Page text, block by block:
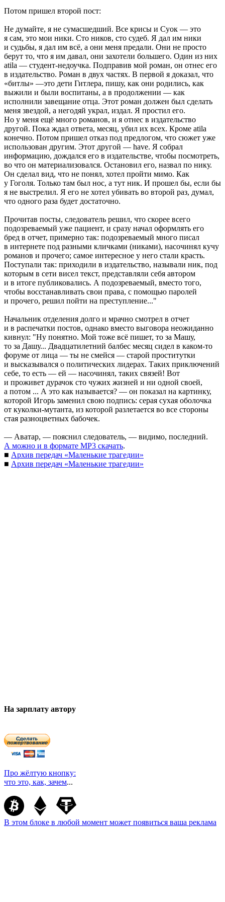
Потом пришел второй пост:
Не думайте, я не сумасшедший. Все крисы и Суок — это
я сам, это мои ники. Сто ников, сто судеб. Я дал им ники
и судьбы, я дал им всё, а они меня предали. Они не просто
берут то, что я им давал, они захотели большего. Один из них
atila — студент-недоучка. Подправив мой роман, он отнес его
в издательство. Роман в двух частях. В первой я доказал, что
«битлы» —это дети Гитлера, пишу, как они родились, как
выжили и были воспитаны, а в продолжении — как
исполнили завещание отца. Этот роман должен был сделать
меня звездой, а негодяй украл, издал. Я простил его.
Но у меня ещё много романов, и я отнес в издательство
другой. Пока ждал ответа, месяц, убил их всех. Кроме atila
конечно. Потом пришел отказ под предлогом, что сюжет уже
использован другим. Этот другой — have. Я собрал
информацию, дождался его в издательстве, чтобы посмотреть,
во что он материализовался. Остановил его, назвал по нику.
Он сделал вид, что не понял, хотел пройти мимо. Как
у Гоголя. Только там был нос, а тут ник. И прошел бы, если бы
я не выстрелил. Я его не хотел убивать во второй раз, думал,
что одного раза будет достаточно.
Прочитав посты, следователь решил, что скорее всего
подозреваемый уже пациент, и сразу начал оформлять его
бред в отчет, примерно так: подозреваемый много писал
в интернете под разными кличками (никами), насочинял кучу
романов и прочего; самое интересное у него стали красть.
Поступали так: приходили в издательство, называли ник, под
которым в сети висел текст, представляли себя автором
и в итоге публиковались. А подозреваемый, вместо того,
чтобы восстанавливать свои права, с помощью паролей
и прочего, решил пойти на преступление..."
Начальник отделения долго и мрачно смотрел в отчет
и в распечатки постов, однако вместо выговора неожиданно
кивнул: "Ну понятно. Мой тоже всё пишет, то за Машу,
то за Дашу... Двадцатилетний балбес месяц сидел в каком-то
форуме от лица — ты не смейся — старой проститутки
и высказывался о политических лидерах. Таких приключений
себе, то есть — ей — насочинял, таких связей! Вот
и проживет дурачок сто чужих жизней и ни одной своей,
а потом ... А это как называется? — он показал на картинку,
которой Игорь заменил свою подпись: серая сухая оболочка
от куколки-мутанта, из которой разлетается во все стороны
стая разноцветных бабочек.
— Аватар, — пояснил следователь, — видимо, последний.
А можно и в формате MP3 скачать.
■ Архив передач «Маленькие трагедии»
■ Архив передач «Маленькие трагедии»
На зарплату автору
Про жёлтую кнопку:
что это, как, зачем...
В этом блоке в любой момент может появиться ваша реклама